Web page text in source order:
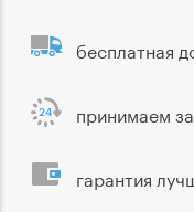
бесплатная
принимаем
гарантия